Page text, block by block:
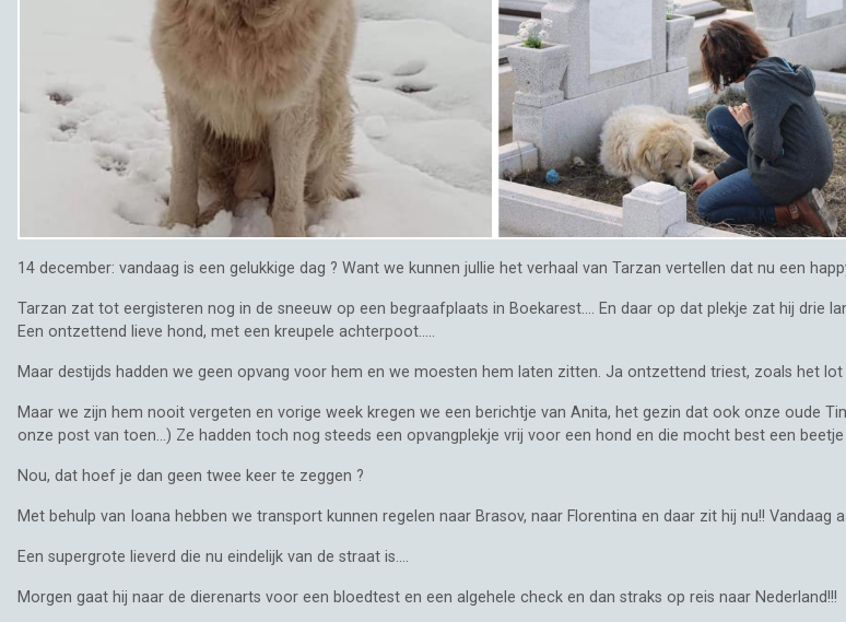
14 december: vandaag is een gelukkige dag ? Want we kunnen jullie het verhaal van Tarzan vertellen dat nu een
Tarzan zat tot eergisteren nog in de sneeuw op een begraafplaats in Boekarest.... En daar op dat plekje zat hij drie
Een ontzettend lieve hond, met een kreupele achterpoot.....
Maar destijds hadden we geen opvang voor hem en we moesten hem laten zitten. Ja ontzettend triest, zoals het lot
Maar we zijn hem nooit vergeten en vorige week kregen we een berichtje van Anita, het gezin dat ook onze oude
onze post van toen...) Ze hadden toch nog steeds een opvangplekje vrij voor een hond en die mocht best een beetje
Nou, dat hoef je dan geen twee keer te zeggen ?
Met behulp van Ioana hebben we transport kunnen regelen naar Brasov, naar Florentina en daar zit hij nu!! Vandaag
Een supergrote lieverd die nu eindelijk van de straat is....
Morgen gaat hij naar de dierenarts voor een bloedtest en een algehele check en dan straks op reis naar Nederland!!!